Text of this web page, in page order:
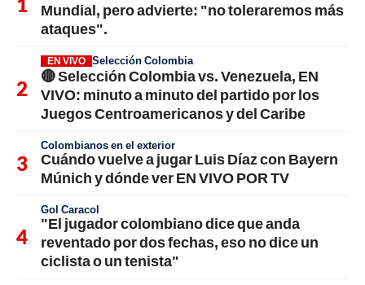
Mundial, pero advierte: "no toleraremos más
ataques".
EN VIVO Selección Colombia
🔴 Selección Colombia vs. Venezuela, EN
VIVO: minuto a minuto del partido por los
Juegos Centroamericanos y del Caribe
Colombianos en el exterior
Cuándo vuelve a jugar Luis Díaz con Bayern
Múnich y dónde ver EN VIVO POR TV
Gol Caracol
"El jugador colombiano dice que anda
reventado por dos fechas, eso no dice un
ciclista o un tenista"